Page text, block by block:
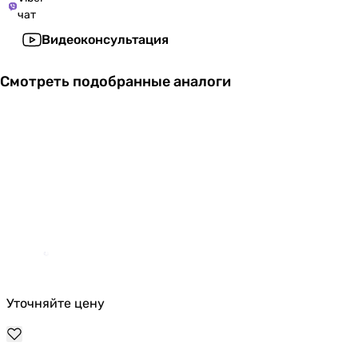
чат
Видеоконсультация
Смотреть подобранные аналоги
Уточняйте цену